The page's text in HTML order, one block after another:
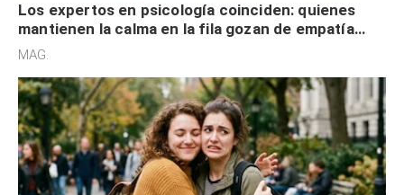
Los expertos en psicología coinciden: quienes
mantienen la calma en la fila gozan de empatía
cognitiva, gratitud y no solo tienen autocontrol
MAG.